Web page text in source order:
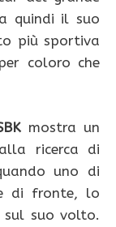
quindi il suo
più sportiva
coloro che
mostra un
ricerca di
uno di
di fronte, lo
suo volto.